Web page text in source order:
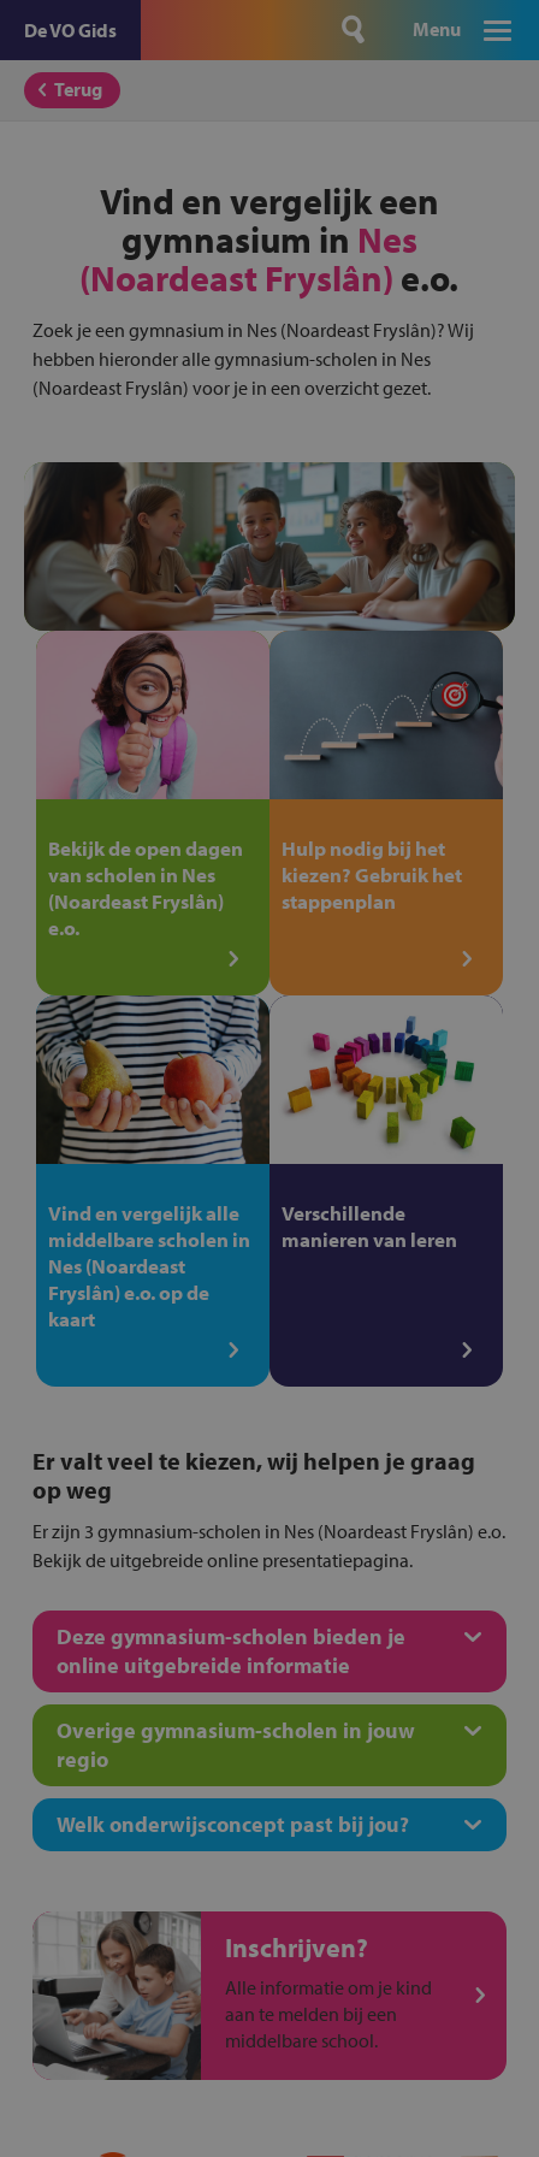
De VO Gids Menu
Terug
Vind en vergelijk een
gymnasium in Nes
(Noardeast Fryslân) e.o.
Zoek je een gymnasium in Nes (Noardeast Fryslân)? Wij
hebben hieronder alle gymnasium-scholen in Nes
(Noardeast Fryslân) voor je in een overzicht gezet.
Bekijk de open dagen
van scholen in Nes
(Noardeast Fryslân)
e.o.
Hulp nodig bij het
kiezen? Gebruik het
stappenplan
Vind en vergelijk alle
middelbare scholen in
Nes (Noardeast
Fryslân) e.o. op de
kaart
Verschillende
manieren van leren
Er valt veel te kiezen, wij helpen je graag
op weg
Er zijn 3 gymnasium-scholen in Nes (Noardeast Fryslân) e.o.
Bekijk de uitgebreide online presentatiepagina.
Deze gymnasium-scholen bieden je
online uitgebreide informatie
Overige gymnasium-scholen in jouw
regio
Welk onderwijsconcept past bij jou?
Inschrijven?
Alle informatie om je kind
aan te melden bij een
middelbare school.